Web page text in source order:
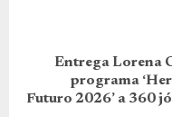
Entrega Lorena
programa
Futuro 2026’ a 360